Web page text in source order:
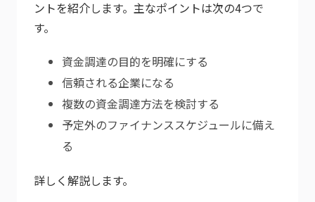
ントを紹介します。主なポイントは次の4つで
す。
資金調達の目的を明確にする
信頼される企業になる
複数の資金調達方法を検討する
予定外のファイナンススケジュールに備え
る
詳しく解説します。